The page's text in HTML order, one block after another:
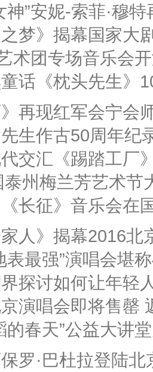
神”安妮-索菲·穆
之梦》揭幕国家大
术团专场音乐会
话《枕头先生》
》再现红军会宁会
生作古50周年纪
交汇《踢踏工厂
泰州梅兰芳艺术节
长征》音乐会在
家人》揭幕2016北
表最强”演唱会堪
探讨如何让年轻
演唱会即将售罄
的春天”公益大讲
罗·巴杜拉登陆北